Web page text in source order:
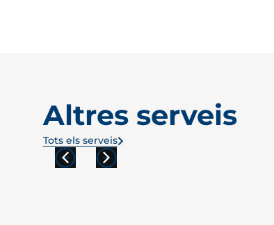
Altres serveis
Tots els serveis